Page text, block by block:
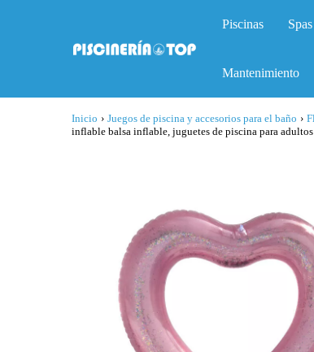
Piscinas Spas
Mantenimiento
Inicio › Juegos de piscina y accesorios para el baño ›
inflable balsa inflable, juguetes de piscina para